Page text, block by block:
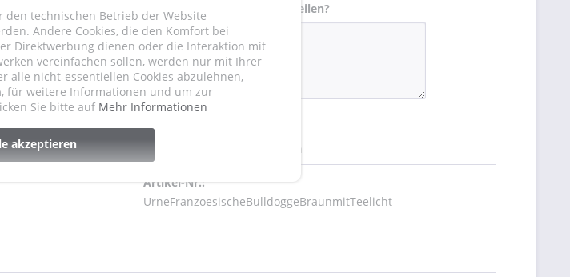
Möchten Sie uns etwas mitteilen?
Merken
Artikel-Nr.:
UrneFranzoesischeBulldoggeBraunmitTeelicht
den technischen Betrieb der Website
Andere Cookies, die den Komfort bei
Direktwerbung dienen oder die Interaktion mit
vereinfachen sollen, werden nur mit Ihrer
alle nicht-essentiellen Cookies abzulehnen,
, für weitere Informationen und um zur
Sie bitte auf Mehr Informationen
akzeptieren